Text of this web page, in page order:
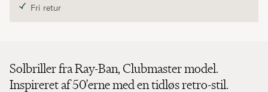
Fri retur
Solbriller fra Ray-Ban, Clubmaster model.
Inspireret af 50'erne med en tidløs retro-stil.